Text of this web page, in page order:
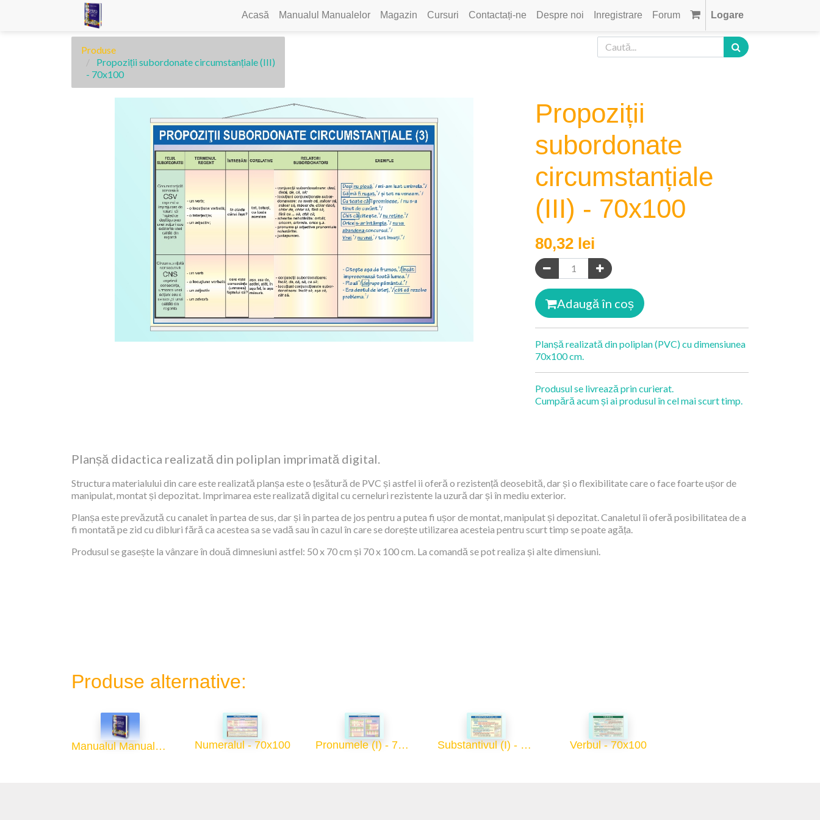
Acasă Manualul Manualelor Magazin Cursuri Contactați-ne Despre noi Inregistrare Forum Logare
Produse
Propoziții subordonate circumstanțiale (III)
- 70x100
Propoziții
subordonate
circumstanțiale
(III) - 70x100
80,32 lei
Adaugă în coș
Planșă realizată din poliplan (PVC) cu dimensiunea
70x100 cm.
Produsul se livrează prin curierat.
Cumpără acum și ai produsul în cel mai scurt timp.
Planșă didactica realizată din poliplan imprimată digital.
Structura materialului din care este realizată planșa este o țesătură de PVC și astfel ii oferă o rezistență deosebită, dar și o flexibilitate care o face foarte ușor de
manipulat, montat și depozitat. Imprimarea este realizată digital cu cerneluri rezistente la uzură dar și în mediu exterior.
Planșa este prevăzută cu canalet în partea de sus, dar și în partea de jos pentru a putea fi ușor de montat, manipulat și depozitat. Canaletul îi oferă posibilitatea de a
fi montată pe zid cu dibluri fără ca acestea sa se vadă sau în cazul în care se dorește utilizarea acesteia pentru scurt timp se poate agăța.
Produsul se gasește la vânzare în două dimnesiuni astfel: 50 x 70 cm și 70 x 100 cm. La comandă se pot realiza și alte dimensiuni.
Produse alternative:
Manualul Manualelor Numeralul - 70x100 Pronumele (I) - 70x100 Substantivul (I) - 70x100 Verbul - 70x100